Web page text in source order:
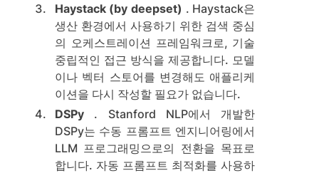
Haystack (by deepset) . Haystack은
생산 환경에서 사용하기 위한 검색 중심
의 오케스트레이션 프레임워크로, 기술
중립적인 접근 방식을 제공합니다. 모델
이나 벡터 스토어를 변경해도 애플리케
이션을 다시 작성할 필요가 없습니다.
DSPy. Stanford NLP에서 개발한
DSPy는 수동 프롬프트 엔지니어링에서
LLM 프로그래밍으로의 전환을 목표로
합니다. 자동 프롬프트 최적화를 사용하